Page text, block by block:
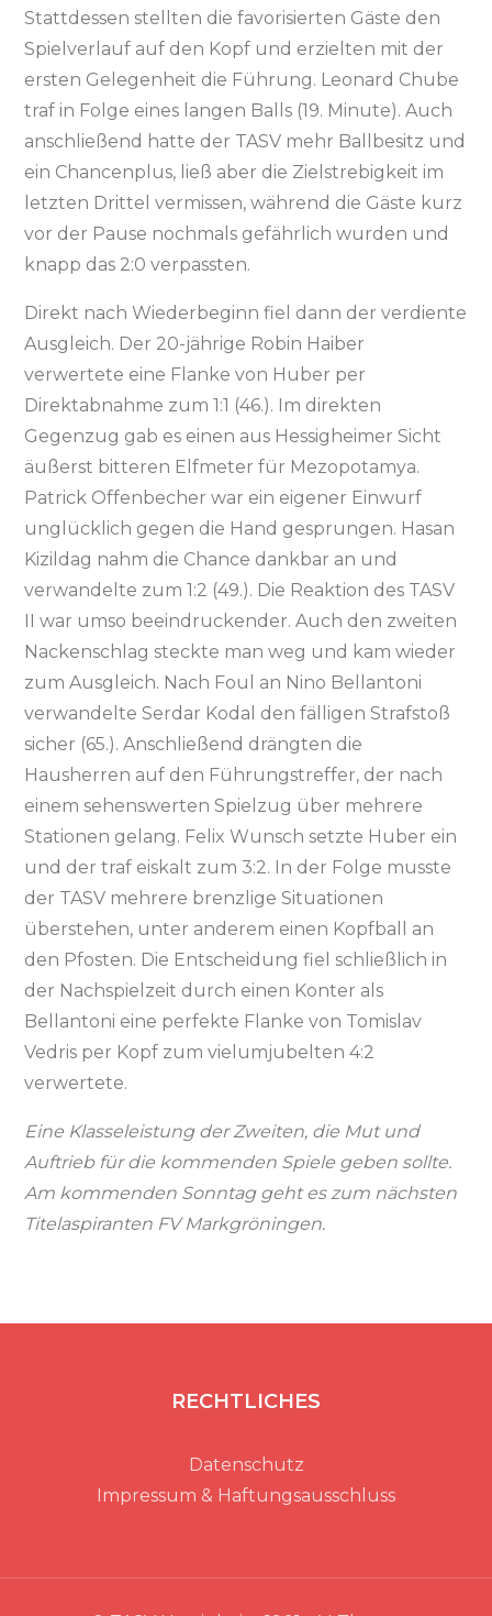
Stattdessen stellten die favorisierten Gäste den
Spielverlauf auf den Kopf und erzielten mit der
ersten Gelegenheit die Führung. Leonard Chube
traf in Folge eines langen Balls (19. Minute). Auch
anschließend hatte der TASV mehr Ballbesitz und
ein Chancenplus, ließ aber die Zielstrebigkeit im
letzten Drittel vermissen, während die Gäste kurz
vor der Pause nochmals gefährlich wurden und
knapp das 2:0 verpassten.
Direkt nach Wiederbeginn fiel dann der verdiente
Ausgleich. Der 20-jährige Robin Haiber
verwertete eine Flanke von Huber per
Direktabnahme zum 1:1 (46.). Im direkten
Gegenzug gab es einen aus Hessigheimer Sicht
äußerst bitteren Elfmeter für Mezopotamya.
Patrick Offenbecher war ein eigener Einwurf
unglücklich gegen die Hand gesprungen. Hasan
Kizildag nahm die Chance dankbar an und
verwandelte zum 1:2 (49.). Die Reaktion des TASV
II war umso beeindruckender. Auch den zweiten
Nackenschlag steckte man weg und kam wieder
zum Ausgleich. Nach Foul an Nino Bellantoni
verwandelte Serdar Kodal den fälligen Strafstoß
sicher (65.). Anschließend drängten die
Hausherren auf den Führungstreffer, der nach
einem sehenswerten Spielzug über mehrere
Stationen gelang. Felix Wunsch setzte Huber ein
und der traf eiskalt zum 3:2. In der Folge musste
der TASV mehrere brenzlige Situationen
überstehen, unter anderem einen Kopfball an
den Pfosten. Die Entscheidung fiel schließlich in
der Nachspielzeit durch einen Konter als
Bellantoni eine perfekte Flanke von Tomislav
Vedris per Kopf zum vielumjubelten 4:2
verwertete.
Eine Klasseleistung der Zweiten, die Mut und
Auftrieb für die kommenden Spiele geben sollte.
Am kommenden Sonntag geht es zum nächsten
Titelaspiranten FV Markgröningen.
RECHTLICHES
Datenschutz
Impressum & Haftungsausschluss